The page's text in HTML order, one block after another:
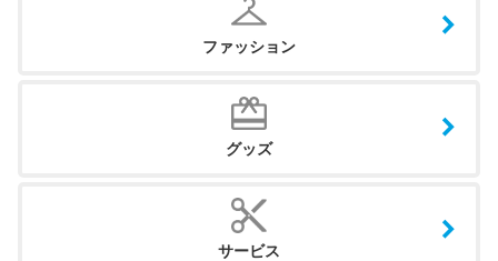
ファッション
グッズ
サービス